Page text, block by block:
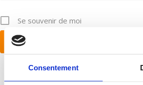
Consentement
Se souvenir de moi
Mot de passe oublié